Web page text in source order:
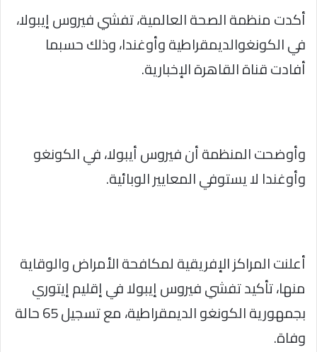
أكدت منظمة الصحة العالمية، تفشي فيروس إيبولا،
في الكونغوالديمقراطية وأوغندا، وذلك حسبما
أفادت قناة القاهرة الإخبارية.
وأوضحت المنظمة أن فيروس أيبولا، في الكونغو
وأوغندا لا يستوفي المعايير الوبائية.
أعلنت المراكز الإفريقية لمكافحة الأمراض والوقاية
منها، تأكيد تفشي فيروس إيبولا في إقليم إيتوري
بجمهورية الكونغو الديمقراطية، مع تسجيل 65 حالة
وفاة.